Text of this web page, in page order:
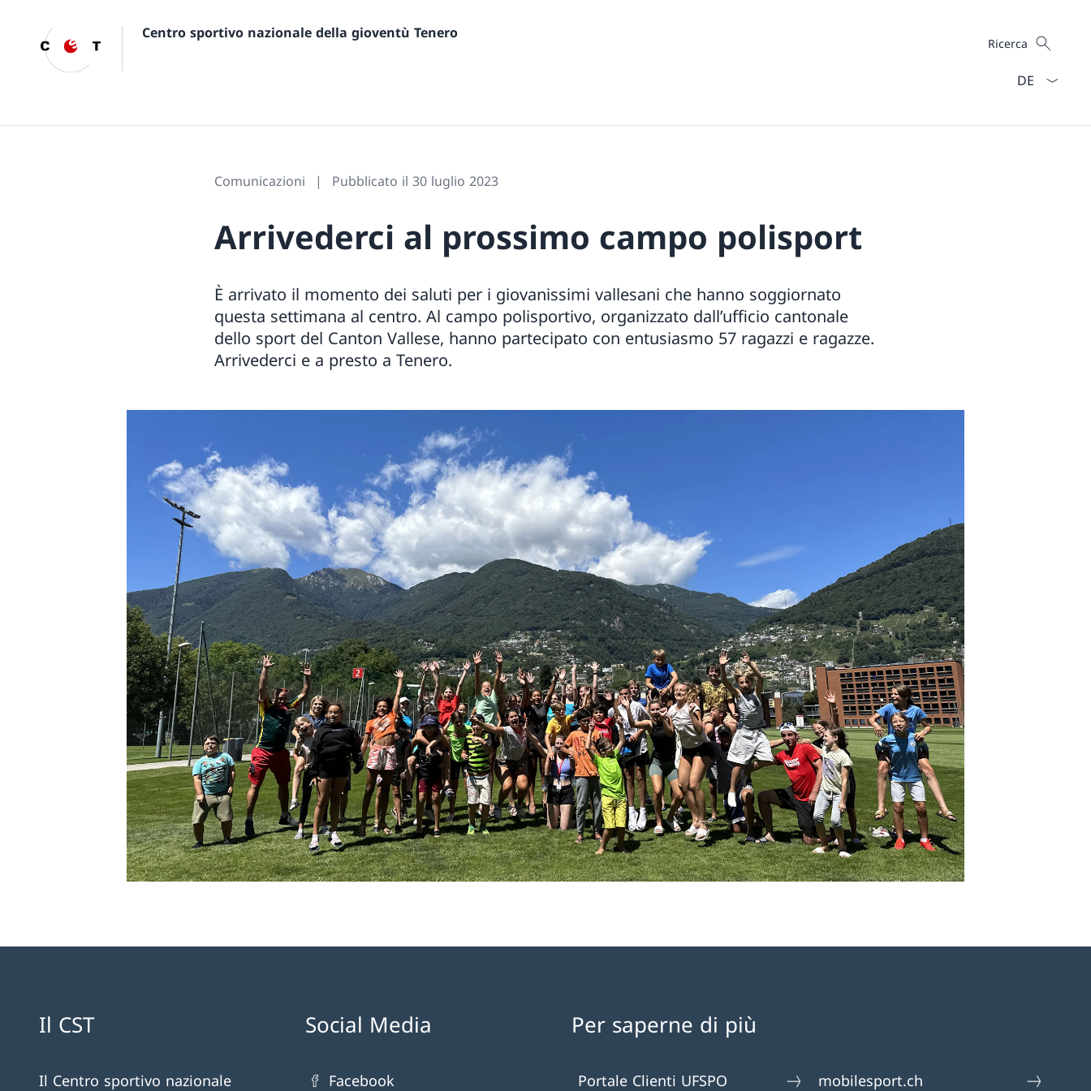
Centro sportivo nazionale della gioventù Tenero Cercare
Ricerca
Comunicazioni Pubblicato il 30 luglio 2023
Arrivederci al prossimo campo polisport
È arrivato il momento dei saluti per i giovanissimi vallesani che hanno soggiornato
questa settimana al centro. Al campo polisportivo, organizzato dall’ufficio cantonale
dello sport del Canton Vallese, hanno partecipato con entusiasmo 57 ragazzi e ragazze.
Arrivederci e a presto a Tenero.
Il CST
Il Centro sportivo nazionale
Social Media
Facebook
Per saperne di più
Portale Clienti UFSPO mobilesport.ch